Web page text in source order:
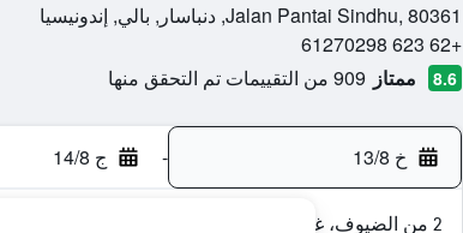
Jalan Pantai Sindhu, 80361, دنباسار, بالي, إندونيسيا
+62 623 61270298
8.6 ممتاز 909 من التقييمات تم التحقق منها
خ 13/8 - ج 14/8
2 من الضيوف، غرفة واحدة